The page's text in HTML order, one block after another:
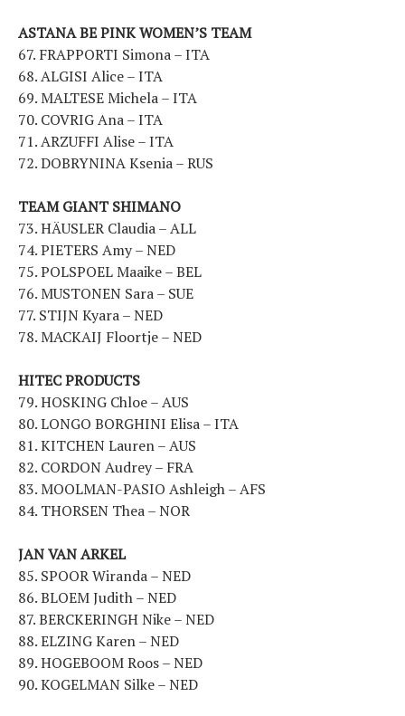
ASTANA BE PINK WOMEN’S TEAM
67. FRAPPORTI Simona – ITA
68. ALGISI Alice – ITA
69. MALTESE Michela – ITA
70. COVRIG Ana – ITA
71. ARZUFFI Alise – ITA
72. DOBRYNINA Ksenia – RUS
TEAM GIANT SHIMANO
73. HÄUSLER Claudia – ALL
74. PIETERS Amy – NED
75. POLSPOEL Maaike – BEL
76. MUSTONEN Sara – SUE
77. STIJN Kyara – NED
78. MACKAIJ Floortje – NED
HITEC PRODUCTS
79. HOSKING Chloe – AUS
80. LONGO BORGHINI Elisa – ITA
81. KITCHEN Lauren – AUS
82. CORDON Audrey – FRA
83. MOOLMAN-PASIO Ashleigh – AFS
84. THORSEN Thea – NOR
JAN VAN ARKEL
85. SPOOR Wiranda – NED
86. BLOEM Judith – NED
87. BERCKERINGH Nike – NED
88. ELZING Karen – NED
89. HOGEBOOM Roos – NED
90. KOGELMAN Silke – NED